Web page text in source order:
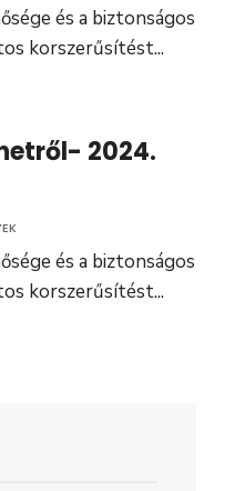
és a biztonságos
korszerűsítést...
2024.
és a biztonságos
korszerűsítést...